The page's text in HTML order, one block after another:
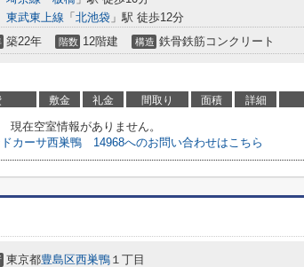
東武東上線 「 北池袋 」駅 徒歩12分
築22年 階数 12階建 構造 鉄骨鉄筋コンクリート
敷金 礼金 間取り 面積 詳細
現在空室情報がありません。
カーサ西巣鴨 14968へのお問い合わせはこちら
東京都豊島区西巣鴨 １丁目